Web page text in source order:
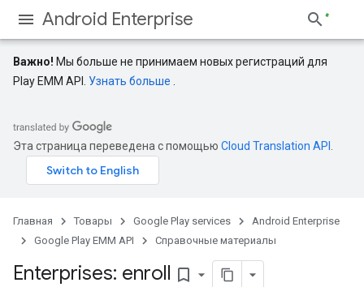
Android Enterprise
Важно! Мы больше не принимаем новых регистраций для
Play EMM API. Узнать больше
Эта страница переведена с помощью Cloud Translation API
Главная Товары Google Play services
Android Enterprise
Google Play EMM API
Справочные материалы
Enterprises: enroll bookmark_border